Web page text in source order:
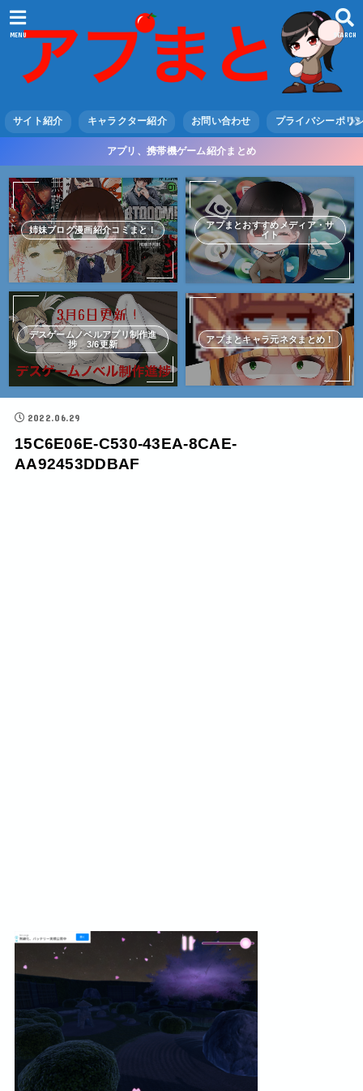
SEARCH
MENU
サイト紹介 キャラクター紹介 お問い合わせ プライバシーポリ
アプリ、携帯機ゲーム紹介まとめ
姉妹ブログ漫画紹介コミまと！
アプまとおすすめメディア・サ
イト
デスゲームノベルアプリ制作進
捗 3/6更新
アプまとキャラ元ネタまとめ！
2022.06.29
15C6E06E-C530-43EA-8CAE-
AA92453DDBAF